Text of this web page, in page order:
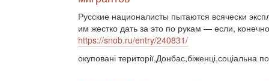
Русские националисты пытаются всячески
им жестко дать за это по рукам — если,
https://snob.ru/entry/240831/
окуповані території,Донбас,біженці,соціальна